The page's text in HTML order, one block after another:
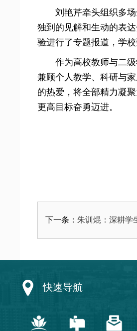
刘艳芹牵头组织多
独到的见解和生动的表
验进行了专题报道，学
作为高校教师与二
兼顾个人教学、科研与
的热爱，将全部精力凝
更高目标奋勇迈进。
下一条：朱训焜：深耕学
快速导航